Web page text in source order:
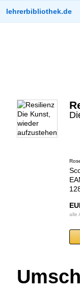
lehrerbibliothek.de
alle